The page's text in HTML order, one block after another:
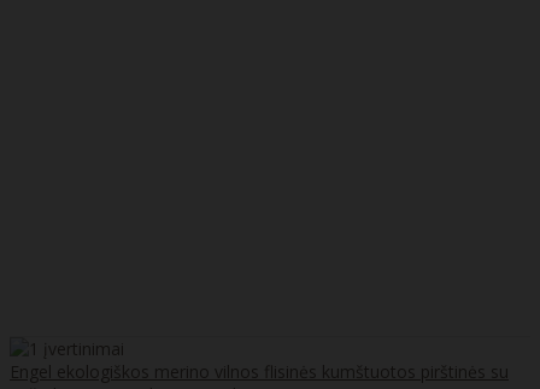
Engel ekologiškos merino vilnos flisinės kumštuotos pirštinės su